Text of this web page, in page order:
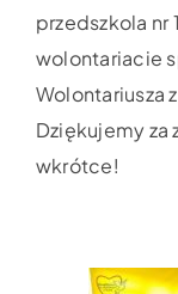
przedszkola nr
wolontariacie
Wolontariusza
Dziękujemy za
wkrótce!